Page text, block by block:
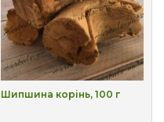
Шипшина корінь, 100 г